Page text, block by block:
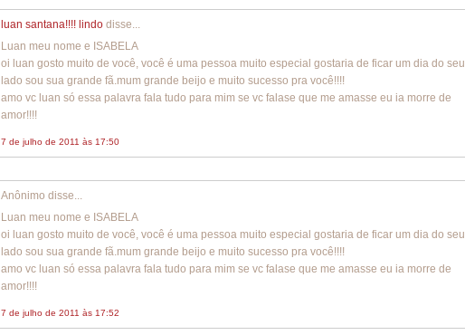
luan santana!!!! lindo disse...
Luan meu nome e ISABELA
oi luan gosto muito de você, você é uma pessoa muito especial gostaria de ficar um dia do seu
lado sou sua grande fã.mum grande beijo e muito sucesso pra você!!!!
amo vc luan só essa palavra fala tudo para mim se vc falase que me amasse eu ia morre de
amor!!!!
7 de julho de 2011 às 17:50
Anônimo disse...
Luan meu nome e ISABELA
oi luan gosto muito de você, você é uma pessoa muito especial gostaria de ficar um dia do seu
lado sou sua grande fã.mum grande beijo e muito sucesso pra você!!!!
amo vc luan só essa palavra fala tudo para mim se vc falase que me amasse eu ia morre de
amor!!!!
7 de julho de 2011 às 17:52